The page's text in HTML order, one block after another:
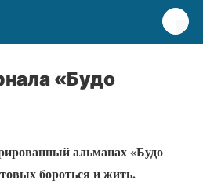
«Будо
альманах «Будо
бороться и жить.